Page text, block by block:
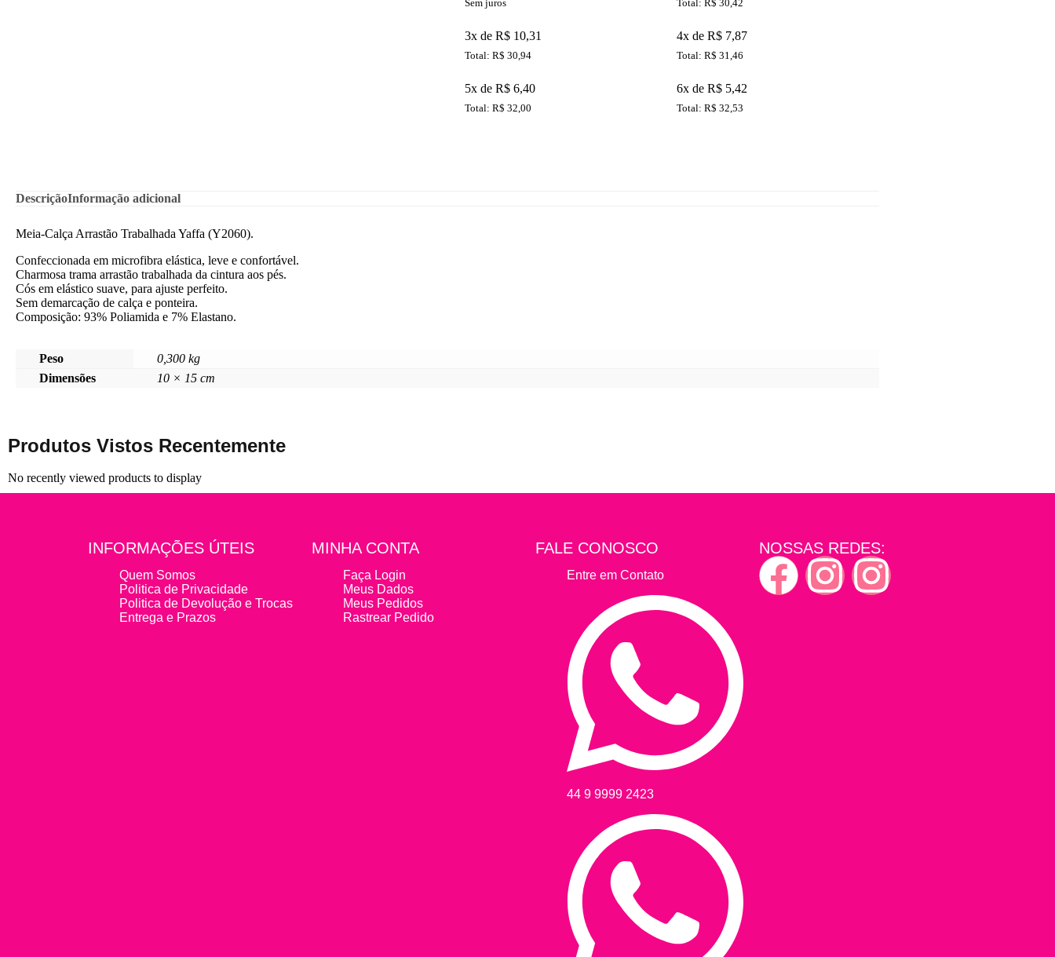
Sem juros Total: R$ 30,42
3x de R$ 10,31
Total: R$ 30,94
4x de R$ 7,87
Total: R$ 31,46
5x de R$ 6,40
Total: R$ 32,00
6x de R$ 5,42
Total: R$ 32,53
DescriçãoInformação adicional
Meia-Calça Arrastão Trabalhada Yaffa (Y2060).
Confeccionada em microfibra elástica, leve e confortável.
Charmosa trama arrastão trabalhada da cintura aos pés.
Cós em elástico suave, para ajuste perfeito.
Sem demarcação de calça e ponteira.
Composição: 93% Poliamida e 7% Elastano.
Peso
0,300 kg
Dimensões
10 × 15 cm
Produtos Vistos Recentemente
No recently viewed products to display
INFORMAÇÕES ÚTEIS
Quem Somos
Politica de Privacidade
Politica de Devolução e Trocas
Entrega e Prazos
MINHA CONTA
Faça Login
Meus Dados
Meus Pedidos
Rastrear Pedido
FALE CONOSCO
Entre em Contato
44 9 9999 2423
NOSSAS REDES: